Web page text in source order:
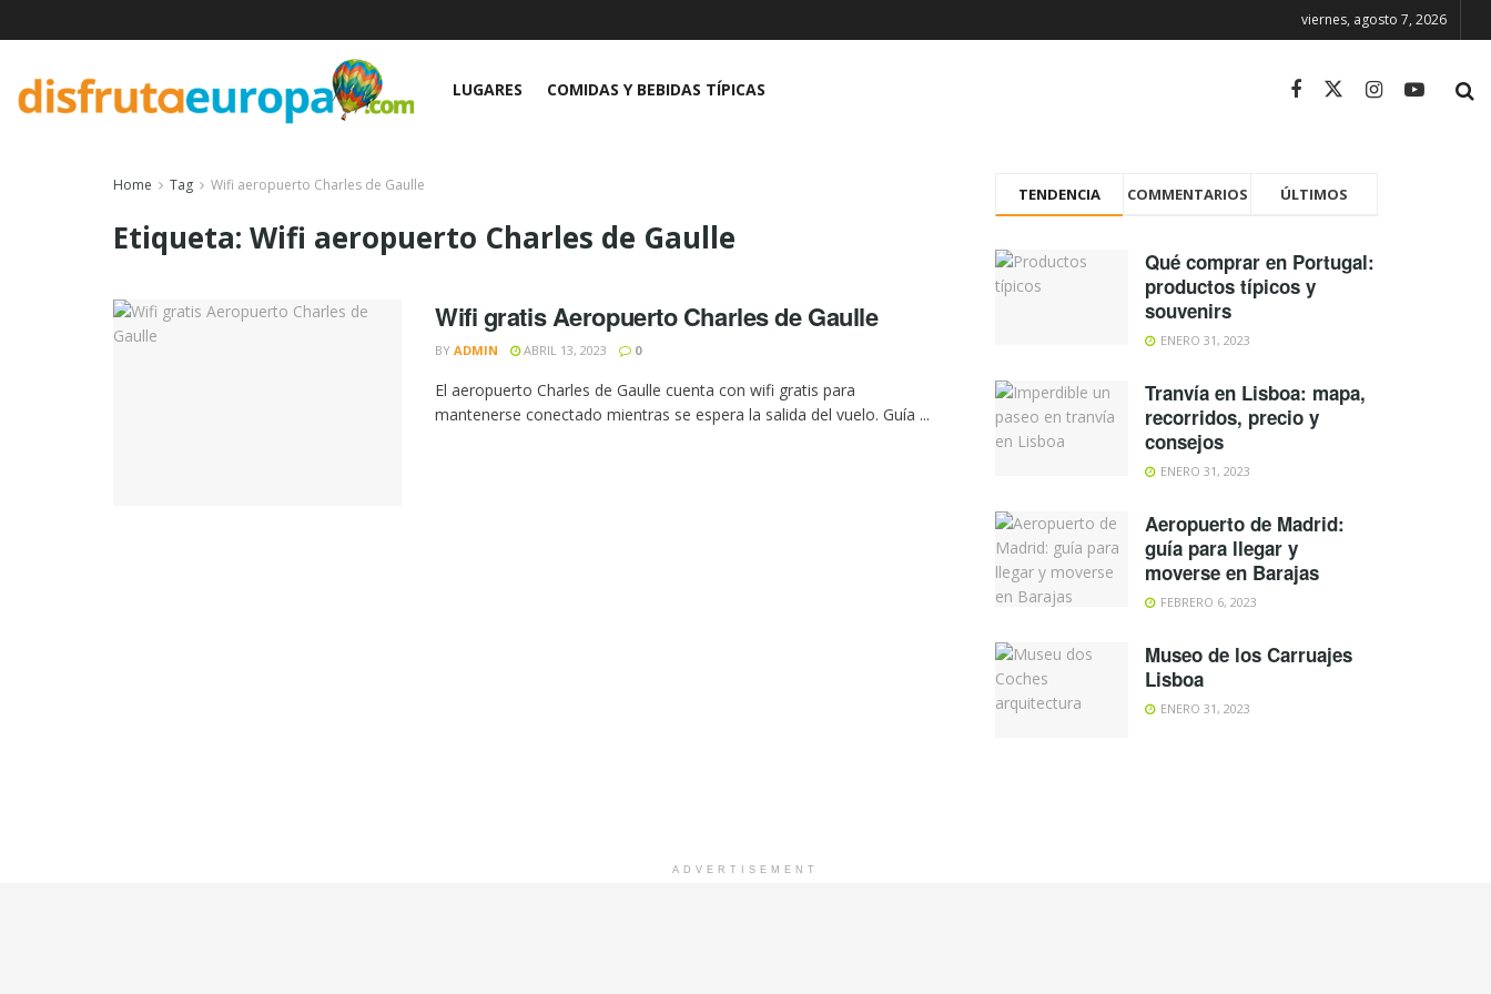
viernes, agosto 7, 2026
LUGARES COMIDAS Y BEBIDAS TÍPICAS
Home Tag Wifi aeropuerto Charles de Gaulle
Etiqueta: Wifi aeropuerto Charles de Gaulle
Wifi gratis Aeropuerto Charles de Gaulle
BY ADMIN ABRIL 13, 2023 0
El aeropuerto Charles de Gaulle cuenta con wifi gratis para
mantenerse conectado mientras se espera la salida del vuelo. Guía ...
TENDENCIA COMMENTARIOS ÚLTIMOS
Qué comprar en Portugal:
productos típicos y
souvenirs
ENERO 31, 2023
Tranvía en Lisboa: mapa,
recorridos, precio y
consejos
ENERO 31, 2023
Aeropuerto de Madrid:
guía para llegar y
moverse en Barajas
FEBRERO 6, 2023
Museo de los Carruajes
Lisboa
ENERO 31, 2023
ADVERTISEMENT